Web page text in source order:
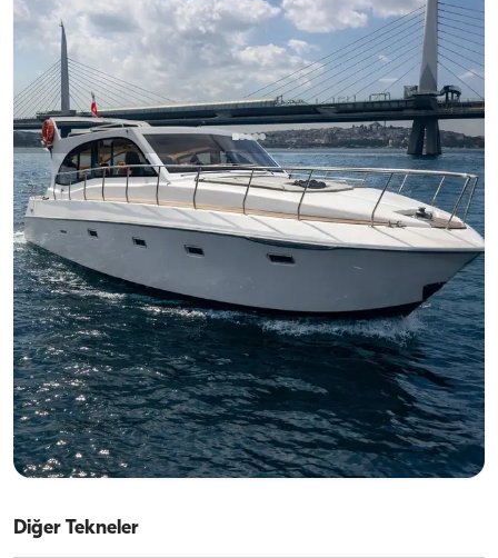
Bebek, İstanbul Yeni tekne
Bebek Çıkışlı 14 Metrelik Lüks Yat Börümüz ile İstanbul
Boğazı'nda Unutulmaz Bir Gün (10 Kişilik)
Adalar Yüzme Turu
Yatta Kurumsal Toplantı +5 paket daha
Motoryat
Seyir 10 Kişi · 2 Kabin · 14.00m
En Düşük
3.750 TL Müsaitlik & Fiyat Gör
Diğer Tekneler